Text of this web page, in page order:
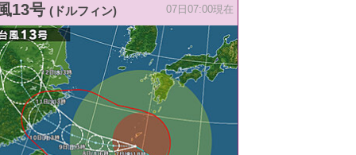
13号 (ドルフィン) 07日07:00現在